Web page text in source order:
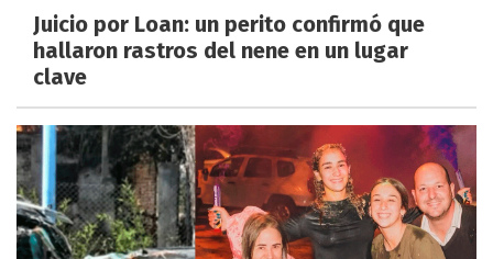
Juicio por Loan: un perito confirmó que
hallaron rastros del nene en un lugar
clave